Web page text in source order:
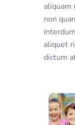
aliquam
non
aliquet
dictum